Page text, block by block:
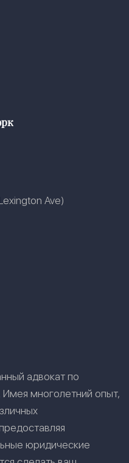
Ave)
адвокат по
многолетний опыт,
юридические